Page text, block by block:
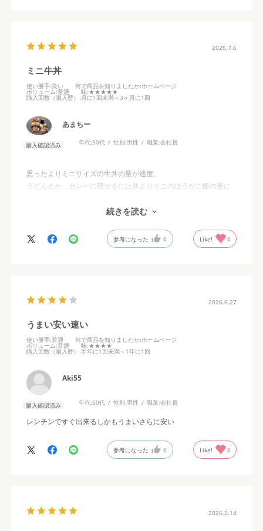
2026.7.6
ミニ牛丼
使い勝手:良い 何で商品を知りましたか:ホームページ
ボリューム:普通 味:★★★★★
購入回数（購入歴） :月に1回未満～3ヶ月に1回
あまちー
購入確認済み 年代:50代 性別:男性 職業:会社員
思ったよりミニサイズの牛丼の量が適度、
うどんとか、カレーに載せるには並よりミニのほうがご飯の量に
（自宅で食べるときはご飯の量はかなり少なめにするので）
続きを読む
参考になった 0 Like! 0
2026.6.27
うまい安い速い
使い勝手:普通 何で商品を知りましたか:ホームページ
ボリューム:普通 味:★★★★
購入回数（購入歴） :半年に1回未満～1年に1回
Aki55
購入確認済み 年代:50代 性別:男性 職業:会社員
レンチンですぐ出来るしかもうまいさらに安い
参考になった 0 Like! 0
2026.2.14